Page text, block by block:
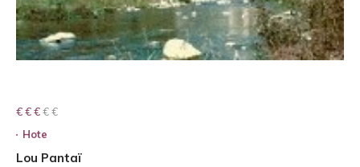
€ € € € €
€ € €
Hote
Lou Pantaï